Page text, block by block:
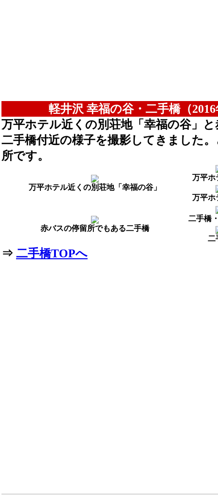
軽井沢 幸福の谷・二手橋（
万平ホテル近くの別荘地「幸福の谷」
二手橋付近の様子を撮影してきました
所です。
万平ホテル近くの別荘地「幸福の谷」
万平ホ
万平ホ
赤バスの停留所でもある二手橋
二手橋
二
⇒ 二手橋TOPへ